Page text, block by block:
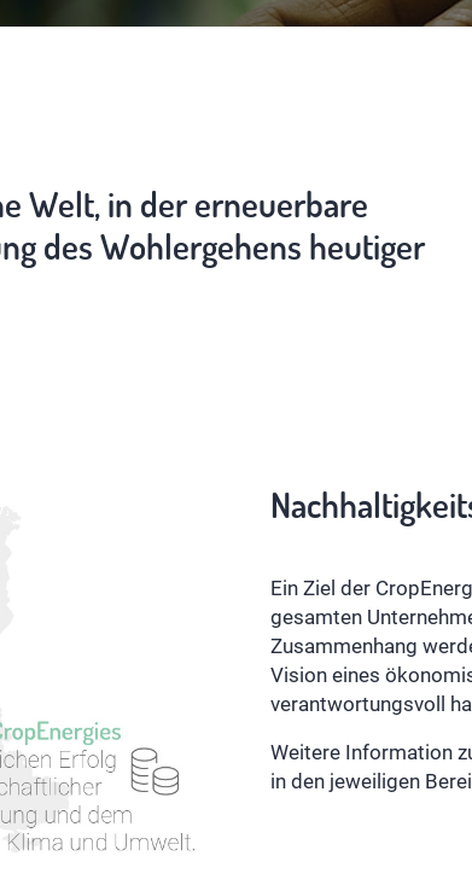
Welt, in der erneuerbare
des Wohlergehens heutiger
Ein Ziel der
gesamten
Zusammenhang
Vision eines
verantwortungsvoll
Weitere Information
in den jeweiligen